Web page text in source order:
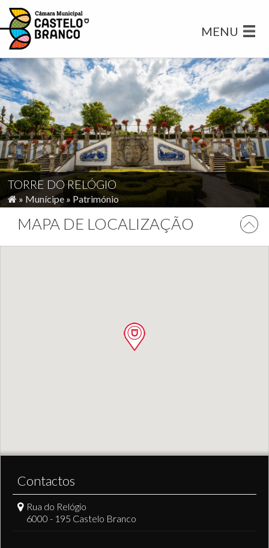
MENU
TORRE DO RELÓGIO
» Munícipe » Património
MAPA DE LOCALIZAÇÃO
Contactos
Rua do Relógio
6000 - 195 Castelo Branco